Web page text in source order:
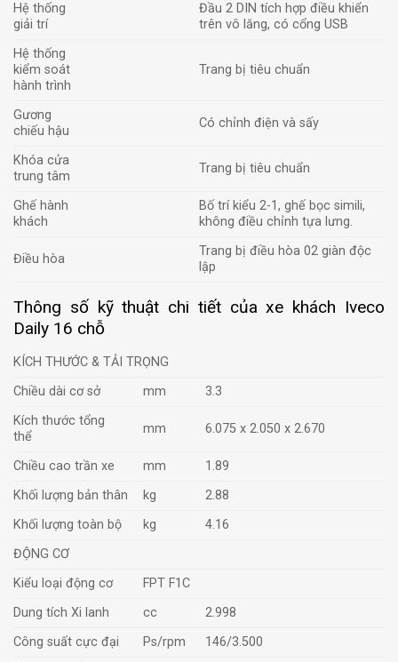
Hệ thống
giải trí
Đầu 2 DIN tích hợp điều khiển
trên vô lăng, có cổng USB
Hệ thống
kiểm soát
hành trình
Trang bị tiêu chuẩn
Gương
chiếu hậu
Có chỉnh điện và sấy
Khóa cửa
trung tâm
Trang bị tiêu chuẩn
Ghế hành
khách
Bố trí kiểu 2-1, ghế bọc simili,
không điều chỉnh tựa lưng.
Điều hòa
Trang bị điều hòa 02 giàn độc
lập
Thông số kỹ thuật chi tiết của xe khách Iveco
Daily 16 chỗ
KÍCH THƯỚC & TẢI TRỌNG
Chiều dài cơ sở
mm
3.3
Kích thước tổng
thể
mm 6.075 x 2.050 x 2.670
Chiều cao trần xe mm
1.89
Khối lượng bản thân
kg
2.88
Khối lượng toàn bộ
kg
4.16
ĐỘNG CƠ
Kiểu loại động cơ
FPT F1C
Dung tích Xi lanh
cc
2.998
Công suất cực đại
Ps/rpm
146/3.500